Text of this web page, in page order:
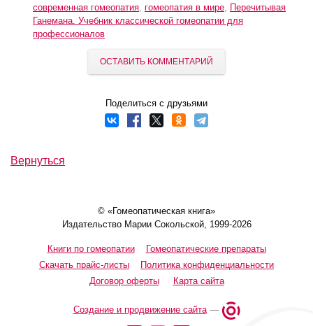
современная гомеопатия, гомеопатия в мире, Перечитывая
Ганемана. Учебник классической гомеопатии для
профессионалов
ОСТАВИТЬ КОММЕНТАРИЙ
Поделиться с друзьями
Вернуться
© «Гомеопатическая книга»
Издательство Марии Сокольской, 1999-2026
Книги по гомеопатии
Гомеопатические препараты
Скачать прайс-листы
Политика конфиденциальности
Договор оферты
Карта сайта
Создание и продвижение сайта—